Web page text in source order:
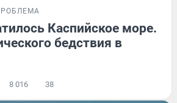
Каспийское море.
бедствия в
8 016 38